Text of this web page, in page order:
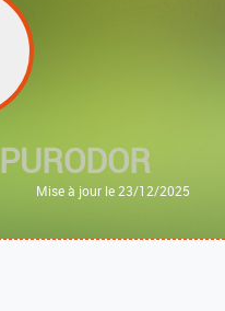
PURODOR
Mise à jour le 23/12/2025